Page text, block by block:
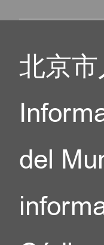
北京
del